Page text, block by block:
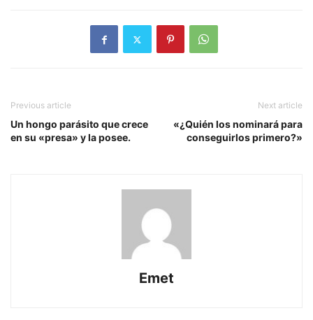
Previous article
Un hongo parásito que crece
en su «presa» y la posee.
Next article
«¿Quién los nominará para
conseguirlos primero?»
Emet